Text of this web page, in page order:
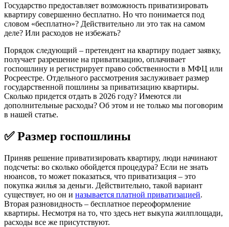
Государство предоставляет возможность приватизировать
квартиру совершенно бесплатно. Но что понимается под
словом «бесплатно»? Действительно ли это так на самом
деле? Или расходов не избежать?
Порядок следующий – претендент на квартиру подает заявку,
получает разрешение на приватизацию, оплачивает
госпошлину и регистрирует право собственности в МФЦ или
Росреестре. Отдельного рассмотрения заслуживает размер
государственной пошлины за приватизацию квартиры.
Сколько придется отдать в 2026 году? Имеются ли
дополнительные расходы? Об этом и не только мы поговорим
в нашей статье.
✅ Размер госпошлины
Приняв решение приватизировать квартиру, люди начинают
подсчеты: во сколько обойдется процедура? Если не знать
нюансов, то может показаться, что приватизация – это
покупка жилья за деньги. Действительно, такой вариант
существует, но он и называется платной приватизацией.
Вторая разновидность – бесплатное переоформление
квартиры. Несмотря на то, что здесь нет выкупа жилплощади,
расходы все же присутствуют.